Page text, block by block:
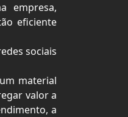
empresa,
eficiente
sociais
material
valor a
a